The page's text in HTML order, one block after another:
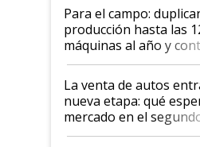
Para el campo:
producción hasta las
máquinas al año y
especialistas de la
automotriz para
La venta de autos
nueva etapa: qué
mercado en el
semestre